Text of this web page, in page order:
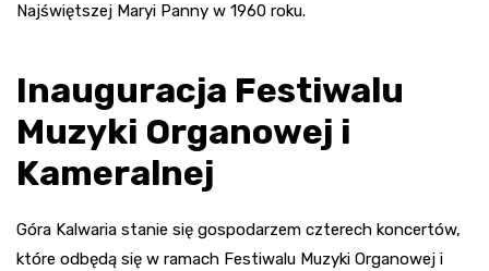
Najświętszej Maryi Panny w 1960 roku.
Inauguracja Festiwalu
Muzyki Organowej i
Kameralnej
Góra Kalwaria stanie się gospodarzem czterech koncertów,
które odbędą się w ramach Festiwalu Muzyki Organowej i